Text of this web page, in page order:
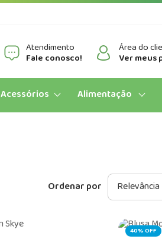
Atendimento
Fale conosco!
Área do
Ver meus
Acessórios Alimentação
Ordenar por
40% OFF